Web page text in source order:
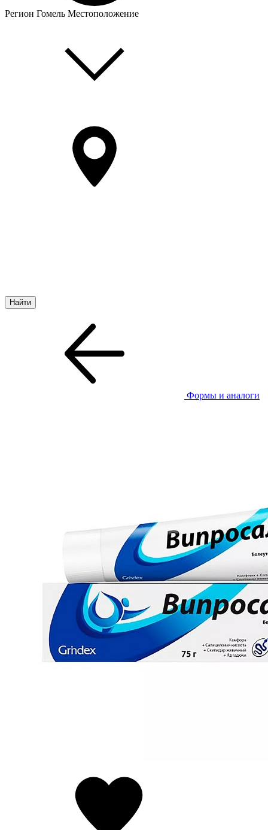
Регион Гомель Местоположение
Формы и аналоги